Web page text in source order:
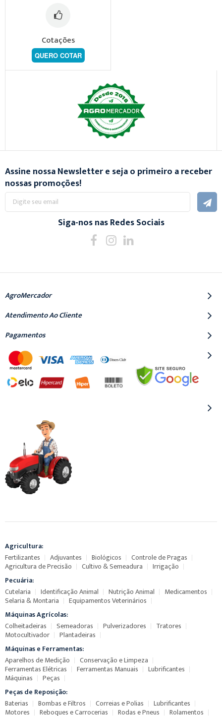
Cotações
QUERO COTAR
Assine nossa Newsletter e seja o primeiro a receber
nossas promoções!
Inscreva-
na
Siga-nos nas Redes Sociais
AgroMercador
Atendimento Ao Cliente
Pagamentos
Agricultura:
Fertilizantes
Adjuvantes Biológicos Controle de Pragas
Agricultura de Precisão Cultivo & Semeadura
Irrigação
Pecuária:
Cutelaria
Identificação Animal Nutrição Animal Medicamentos
Selaria & Montaria
Equipamentos Veterinários
Máquinas Agrícolas:
Colheitadeiras
Semeadoras Pulverizadores Tratores
Motocultivador
Plantadeiras
Máquinas e Ferramentas:
Aparelhos de Medição
Conservação e Limpeza
Ferramentas Elétricas Ferramentas Manuais Lubrificantes
Máquinas
Peças
Peças de Reposição:
Baterias
Bombas e Filtros Correias e Polias Lubrificantes
Motores Reboques e Carrocerias Rodas e Pneus Rolamentos